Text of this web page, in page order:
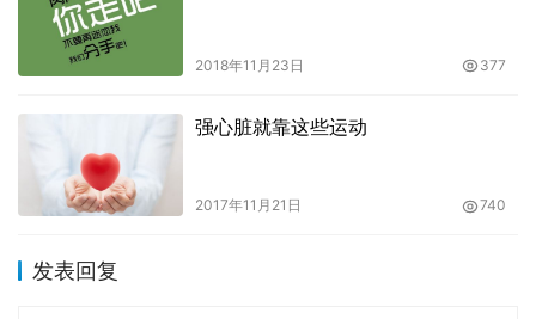
2018年11月23日 377
强心脏就靠这些运动
2017年11月21日 740
发表回复